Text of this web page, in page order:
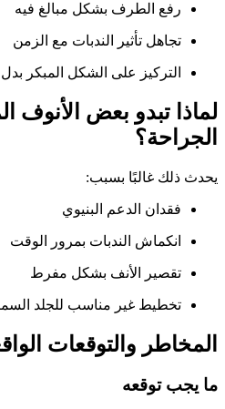
رفع الطرف بشكل مبالغ فيه
تجاهل تأثير الندبات مع الزمن
التركيز على الشكل المبكر
لماذا تبدو بعض الأنوف
الجراحة؟
يحدث ذلك غالبًا بسبب:
فقدان الدعم البنيوي
انكماش الندبات بمرور الوقت
تقصير الأنف بشكل مفرط
تخطيط غير مناسب للجلد
المخاطر والتوقعات
ما يجب توقعه